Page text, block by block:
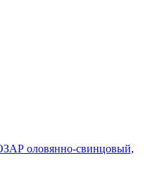
оловянно-свинцовый,